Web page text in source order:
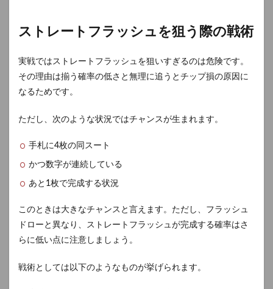
ストレートフラッシュを狙う際の戦術
実戦ではストレートフラッシュを狙いすぎるのは危険です。
その理由は揃う確率の低さと無理に追うとチップ損の原因に
なるためです。
ただし、次のような状況ではチャンスが生まれます。
手札に4枚の同スート
かつ数字が連続している
あと1枚で完成する状況
このときは大きなチャンスと言えます。ただし、フラッシュ
ドローと異なり、ストレートフラッシュが完成する確率はさ
らに低い点に注意しましょう。
戦術としては以下のようなものが挙げられます。